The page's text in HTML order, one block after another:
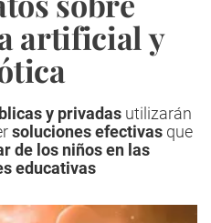
artificial y
y privadas utilizarán
soluciones efectivasque
de los niños en las
educativas